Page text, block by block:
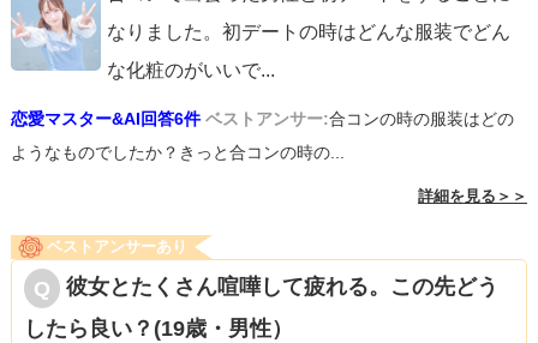
なりました。初デートの時はどんな服装でどん
な化粧のがいいで...
恋愛マスター&AI回答6件 ベストアンサー:合コンの時の服装はどの
ようなものでしたか？きっと合コンの時の...
詳細を見る＞＞
ベストアンサーあり
彼女とたくさん喧嘩して疲れる。この先どう
したら良い？(19歳・男性）